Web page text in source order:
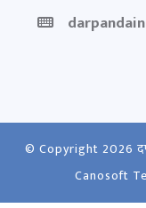
© Copyright 2026
Canosoft